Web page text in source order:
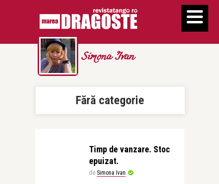
Simona Ivan
Fără categorie
Timp de vanzare. Stoc
epuizat.
de Simona Ivan